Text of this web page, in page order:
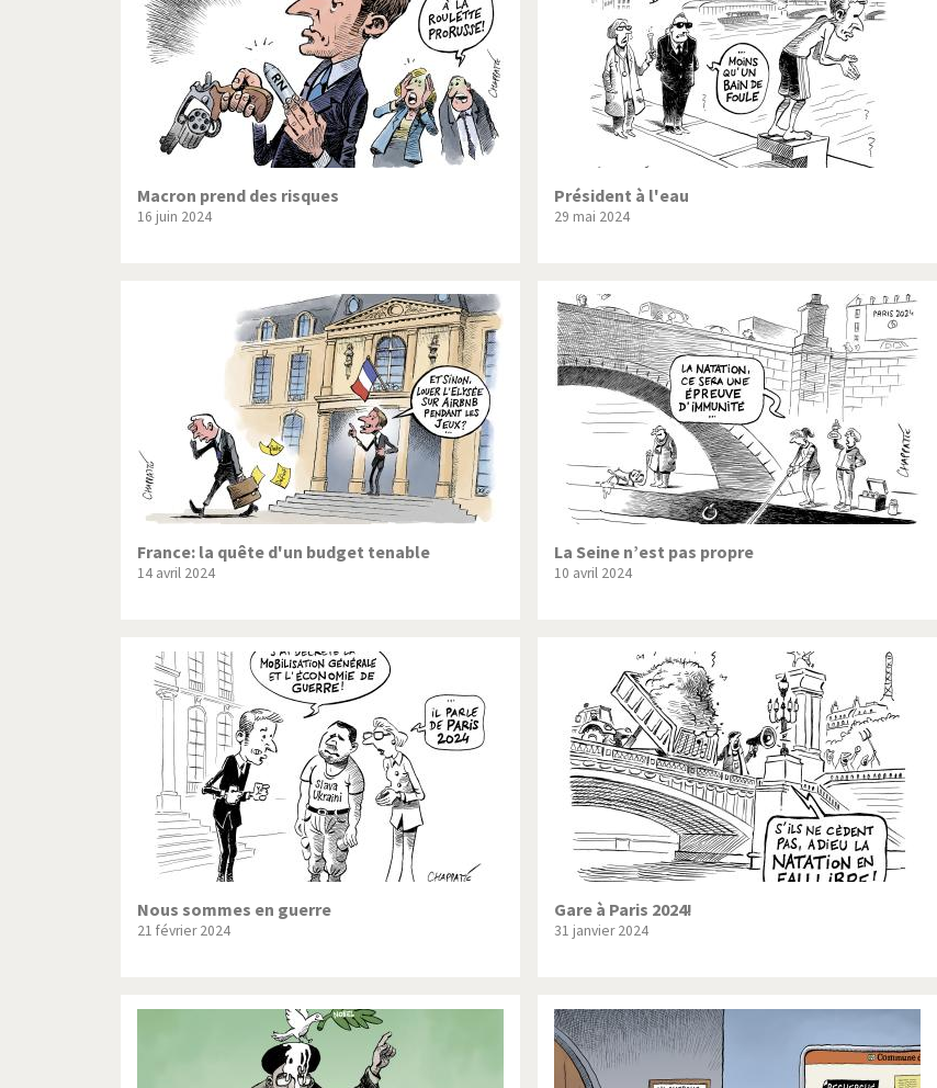
Macron prend des risques
16 juin 2024
Président à l'eau
29 mai 2024
France: la quête d'un budget tenable
14 avril 2024
La Seine n’est pas propre
10 avril 2024
Nous sommes en guerre
21 février 2024
Gare à Paris 2024!
31 janvier 2024